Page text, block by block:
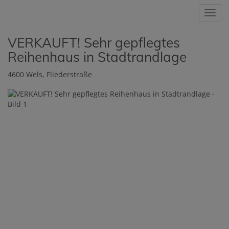
VERKAUFT! Sehr gepflegtes
Reihenhaus in Stadtrandlage
4600 Wels, Fliederstraße